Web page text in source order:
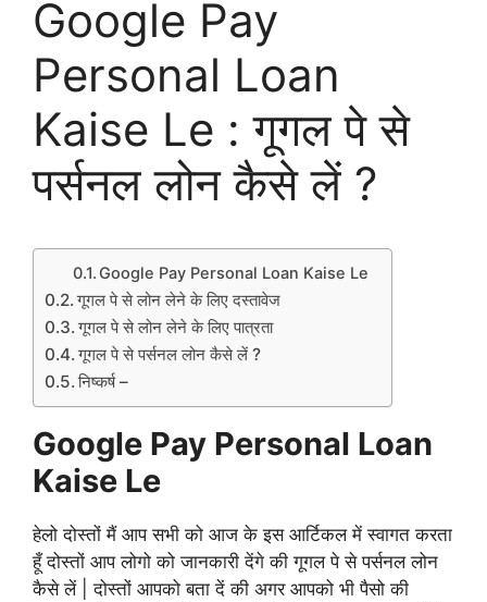
Google Pay
Personal Loan
Kaise Le : गूगल पे से
पर्सनल लोन कैसे लें ?
Google Pay Personal Loan Kaise Le
गूगल पे से लोन लेने के लिए दस्तावेज
गूगल पे से लोन लेने के लिए पात्रता
गूगल पे से पर्सनल लोन कैसे लें ?
निष्कर्ष –
Google Pay Personal Loan
Kaise Le
हेलो दोस्तों मैं आप सभी को आज के इस आर्टिकल में स्वागत करता
हूँ दोस्तों आप लोगो को जानकारी देंगे की गूगल पे से पर्सनल लोन
कैसे लें | दोस्तों आपको बता दें की अगर आपको भी पैसो की